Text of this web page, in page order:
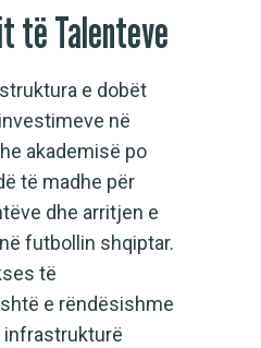
të Talenteve
e dobët
në
akademisë po
të madhe për
dhe arritjen e
futbollin shqiptar.
të
e rëndësishme